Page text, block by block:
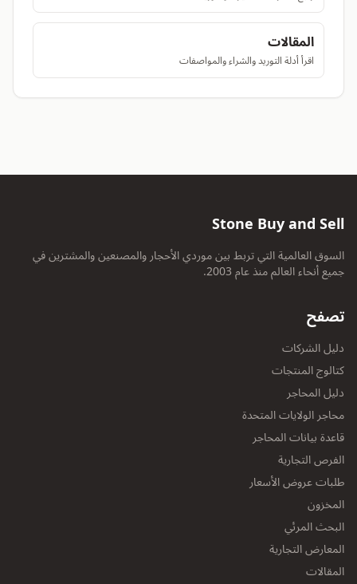
المقالات
اقرأ أدلة التوريد والشراء والمواصفات
Stone Buy and Sell
السوق العالمية التي تربط بين موردي الأحجار والمصنعين والمشترين في
جميع أنحاء العالم منذ عام 2003.
تصفح
دليل الشركات
كتالوج المنتجات
دليل المحاجر
محاجر الولايات المتحدة
قاعدة بيانات المحاجر
الفرص التجارية
طلبات عروض الأسعار
المخزون
البحث المرئي
المعارض التجارية
المقالات